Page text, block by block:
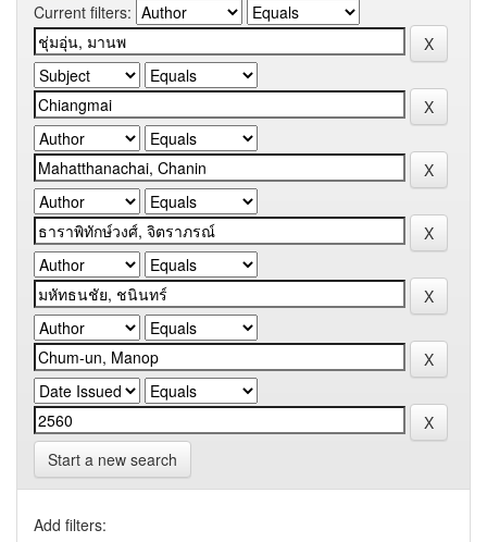
Current filters:
Start a new search
Add filters: